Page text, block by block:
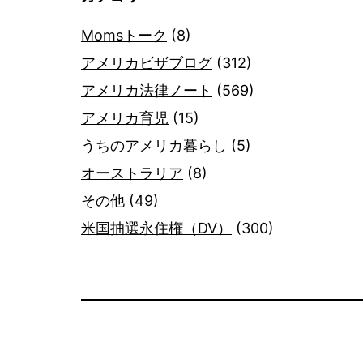
Momsトーク (8)
アメリカビザブログ(312)
アメリカ法律ノート (569)
アメリカ育児 (15)
うちのアメリカ暮らし (5)
オーストラリア (8)
その他 (49)
米国抽選永住権（DV）
(300)